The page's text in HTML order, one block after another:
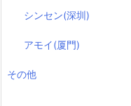
シンセン(深圳)
アモイ(厦門)
その他